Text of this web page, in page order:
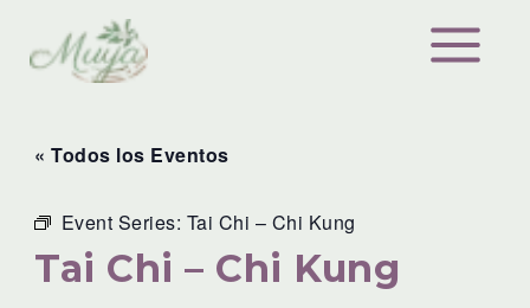
contenido
« Todos los Eventos
Event Series: Tai Chi – Chi Kung
Tai Chi – Chi Kung